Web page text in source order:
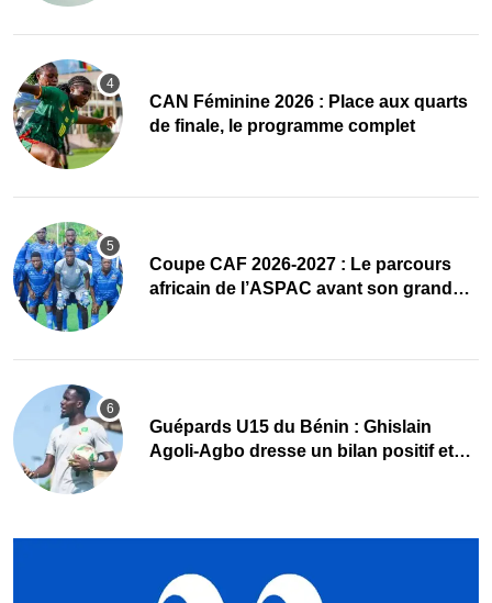
CAN Féminine 2026 : Place aux quarts
de finale, le programme complet
Coupe CAF 2026-2027 : Le parcours
africain de l’ASPAC avant son grand
Guépards U15 du Bénin : Ghislain
Agoli-Agbo dresse un bilan positif et